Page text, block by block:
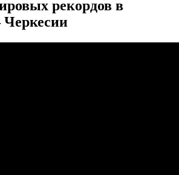
рекордов в